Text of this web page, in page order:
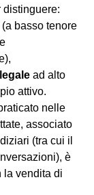
distinguere:
(a basso tenore
ad alto
attivo.
nelle
associato
(tra cui il